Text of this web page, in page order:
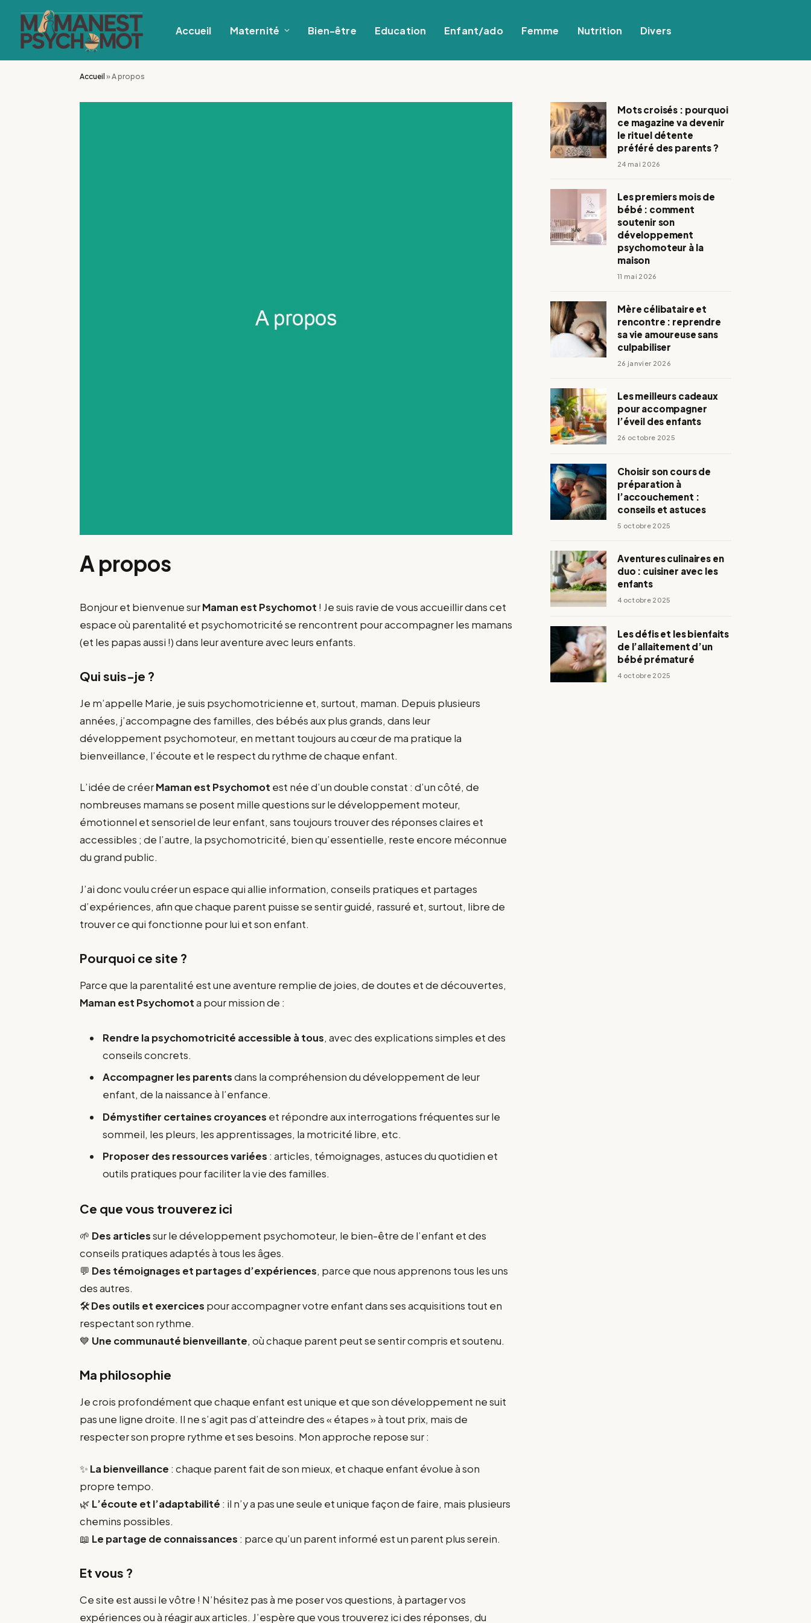
Accueil Maternité Bien-être Education Enfant/ado Femme Nutrition Divers
Accueil »A propos
A propos
Bonjour et bienvenue surMaman est Psychomot ! Je suis ravie de vous accueillir dans cet
espace où parentalité et psychomotricité se rencontrent pour accompagner les mamans
(et les papas aussi !) dans leur aventure avec leurs enfants.
Qui suis-je ?
Je m’appelle Marie, je suis psychomotricienne et, surtout, maman. Depuis plusieurs
années, j’accompagne des familles, des bébés aux plus grands, dans leur
développement psychomoteur, en mettant toujours au cœur de ma pratique la
bienveillance, l’écoute et le respect du rythme de chaque enfant.
L’idée de créerMaman est Psychomot est née d’un double constat : d’un côté, de
nombreuses mamans se posent mille questions sur le développement moteur,
émotionnel et sensoriel de leur enfant, sans toujours trouver des réponses claires et
accessibles ; de l’autre, la psychomotricité, bien qu’essentielle, reste encore méconnue
du grand public.
J’ai donc voulu créer un espace qui allie information, conseils pratiques et partages
d’expériences, afin que chaque parent puisse se sentir guidé, rassuré et, surtout, libre de
trouver ce qui fonctionne pour lui et son enfant.
Pourquoi ce site ?
Parce que la parentalité est une aventure remplie de joies, de doutes et de découvertes,
Maman est Psychomota pour mission de :
Rendre la psychomotricité accessible à tous, avec des explications simples et des
conseils concrets.
Accompagner les parentsdans la compréhension du développement de leur
enfant, de la naissance à l’enfance.
Démystifier certaines croyances et répondre aux interrogations fréquentes sur le
sommeil, les pleurs, les apprentissages, la motricité libre, etc.
Proposer des ressources variées : articles, témoignages, astuces du quotidien et
outils pratiques pour faciliter la vie des familles.
Ce que vous trouverez ici
🌱 Des articlessur le développement psychomoteur, le bien-être de l’enfant et des
conseils pratiques adaptés à tous les âges.
💬 Des témoignages et partages d’expériences, parce que nous apprenons tous les uns
des autres.
🛠️Des outils et exercices pour accompagner votre enfant dans ses acquisitions tout en
respectant son rythme.
💙 Une communauté bienveillante, où chaque parent peut se sentir compris et soutenu.
Ma philosophie
Je crois profondément que chaque enfant est unique et que son développement ne suit
pas une ligne droite. Il ne s’agit pas d’atteindre des « étapes » à tout prix, mais de
respecter son propre rythme et ses besoins. Mon approche repose sur :
✨ La bienveillance : chaque parent fait de son mieux, et chaque enfant évolue à son
propre tempo.
🌿 L’écoute et l’adaptabilité : il n’y a pas une seule et unique façon de faire, mais plusieurs
chemins possibles.
📖 Le partage de connaissances : parce qu’un parent informé est un parent plus serein.
Et vous ?
Ce site est aussi le vôtre ! N’hésitez pas à me poser vos questions, à partager vos
expériences ou à réagir aux articles. J’espère que vous trouverez ici des réponses, du
Mots croisés : pourquoi
ce magazine va devenir
le rituel détente
préféré des parents ?
24 mai 2026
Les premiers mois de
bébé : comment
soutenir son
développement
psychomoteur à la
maison
11 mai 2026
Mère célibataire et
rencontre : reprendre
sa vie amoureuse sans
culpabiliser
26 janvier 2026
Les meilleurs cadeaux
pour accompagner
l’éveil des enfants
26 octobre 2025
Choisir son cours de
préparation à
l’accouchement :
conseils et astuces
5 octobre 2025
Aventures culinaires en
duo : cuisiner avec les
enfants
4 octobre 2025
Les défis et les bienfaits
de l’allaitement d’un
bébé prématuré
4 octobre 2025